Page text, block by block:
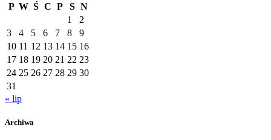
P W Ś C P S N
1
2
3
4 5 6 7 8
9
10 11 12 13 14 15 16
17 18 19 20 21 22 23
24 25 26 27 28 29 30
31
« lip
Archiwa